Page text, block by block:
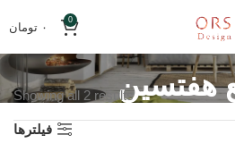
0
۰ تومان
هفتسینShowing all 2 results
فیلترها